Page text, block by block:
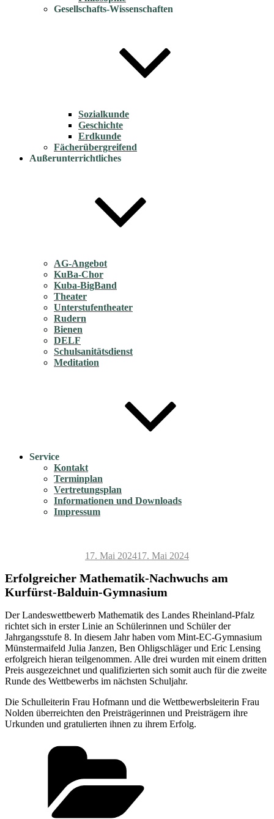
Gesellschafts-Wissenschaften
Sozialkunde
Geschichte
Erdkunde
Fächerübergreifend
Außerunterrichtliches
AG-Angebot
KuBa-Chor
Kuba-BigBand
Theater
Unterstufentheater
Rudern
Bienen
DELF
Schulsanitätsdienst
Meditation
Service
Kontakt
Terminplan
Vertretungsplan
Informationen und Downloads
Impressum
Veröffentlicht
17. Mai 202417. Mai 2024
Erfolgreicher Mathematik-Nachwuchs am
Kurfürst-Balduin-Gymnasium
Der Landeswettbewerb Mathematik des Landes Rheinland-Pfalz
richtet sich in erster Linie an Schülerinnen und Schüler der
Jahrgangsstufe 8. In diesem Jahr haben vom Mint-EC-Gymnasium
Münstermaifeld Julia Janzen, Ben Ohligschläger und Eric Lensing
erfolgreich hieran teilgenommen. Alle drei wurden mit einem dritten
Preis ausgezeichnet und qualifizierten sich somit auch für die zweite
Runde des Wettbewerbs im nächsten Schuljahr.
Die Schulleiterin Frau Hofmann und die Wettbewerbsleiterin Frau
Nolden überreichten den Preisträgerinnen und Preisträgern ihre
Urkunden und gratulierten ihnen zu ihrem Erfolg.